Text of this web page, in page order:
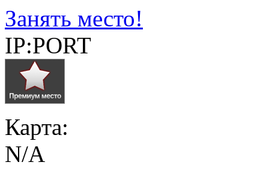
Занять место!
IP:PORT
Карта:
N/A